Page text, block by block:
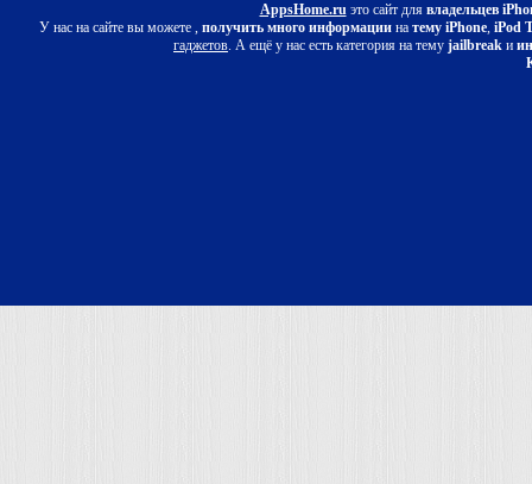
AppsHome.ruэто сайт для владельцев
У нас на сайте вы можете , получить много информациина тему iPhone,iPod
гаджетов. А ещё у нас есть категория на тему jailbreak и